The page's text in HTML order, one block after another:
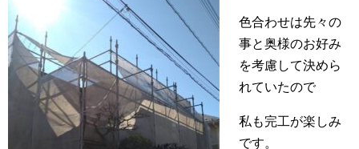
色合わせは先々の
事と奥様のお好み
を考慮して決めら
れていたので
私も完工が楽しみ
です。